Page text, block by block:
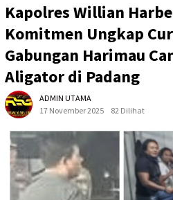
Kapolres Willian
Komitmen Ungkap
Gabungan Harimau
Aligator di Padang
ADMIN UTAMA
17 November 2025
82 Dilihat